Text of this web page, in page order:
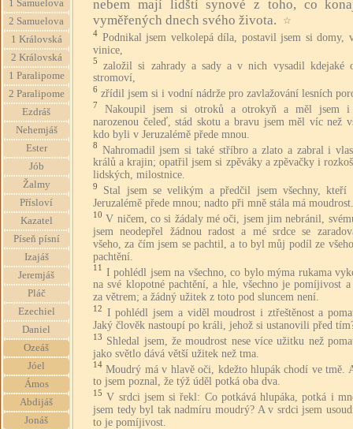
1 Samuelova
2 Samuelova
1 Královská
2 Královská
1 Paralipome
2 Paralipome
Ezdráš
Nehemjáš
Ester
Jób
Žalmy
Přísloví
Kazatel
Píseň písní
Izajáš
Jeremjáš
Pláč
Ezechiel
Daniel
Ozeáš
Jóel
Ámos
Abdijáš
Jonáš
nebem mají lidští synové z toho, co
vyměřených dnech svého života.
☆
4 Podnikal jsem velkolepá díla, postavil jsem si domy,
vinice,
5
založil si zahrady a sady a v nich vysadil kdejaké
stromoví,
6 zřídil jsem si i vodní nádrže pro zavlažování lesních
7
Nakoupil jsem si otroků a otrokyň a měl jsem i
narozenou čeleď, stád skotu a bravu jsem měl víc než
kdo byli v Jeruzalémě přede mnou.
8 Nahromadil jsem si také stříbro a zlato a zabral i
králů a krajin; opatřil jsem si zpěváky a zpěvačky i
lidských, milostnice.
9
Stal jsem se velikým a předčil jsem všechny,
Jeruzalémě přede mnou; nadto při mně stála má moudrost.
10 V ničem, co si žádaly mé oči, jsem jim nebránil,
jsem neodepřel žádnou radost a mé srdce se
všeho, za čím jsem se pachtil, a to byl můj podíl ze
pachtění.
11 I pohlédl jsem na všechno, co bylo mýma rukama
na své klopotné pachtění, a hle, všechno je pomíjivost a
za větrem; a žádný užitek z toto pod sluncem není.
12 I pohlédl jsem a viděl moudrost i ztřeštěnost a
Jaký člověk nastoupí po králi, jehož si ustanovili před
13 Shledal jsem, že moudrost nese více užitku než
jako světlo dává větší užitek než tma.
14 Moudrý má v hlavě oči, kdežto hlupák chodí ve tmě.
to jsem poznal, že týž úděl potká oba dva.
15 V srdci jsem si řekl: Co potkává hlupáka, potká i
jsem tedy byl tak nadmíru moudrý? A v srdci jsem
to je pomíjivost.